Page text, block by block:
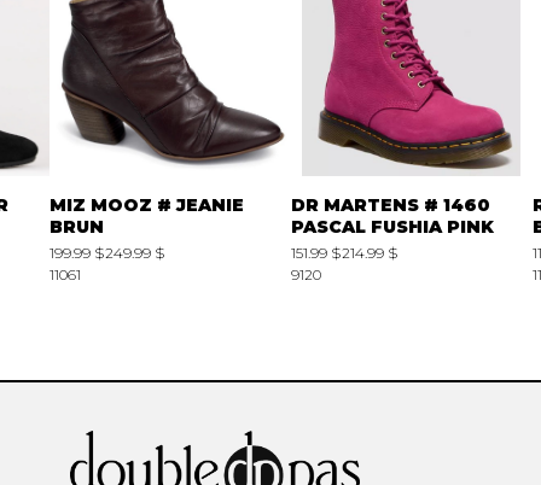
MIZ MOOZ # JEANIE
BRUN
199.99 $249.99 $
11061
DR MARTENS # 1460
PASCAL FUSHIA PINK
151.99 $214.99 $
9120